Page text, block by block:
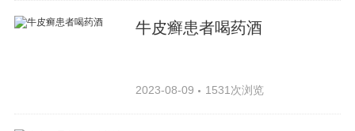
牛皮癣患者喝药酒
2023-08-09 1531次浏览